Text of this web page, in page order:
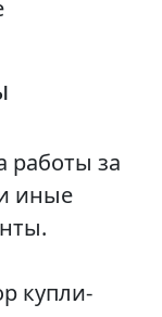
работы за
иные
купли-